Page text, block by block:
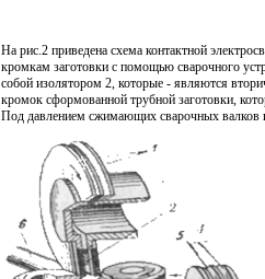
На рис.2 приведена схема контактной
кромкам заготовки с помощью сварочного
собой изолятором 2, которые - являются
кромок сформованной трубной заготовки,
Под давлением сжимающих сварочных валков